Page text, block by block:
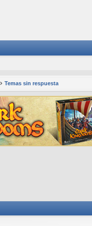
Temas sin respuesta